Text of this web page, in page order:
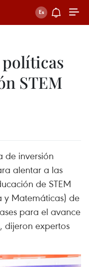
STEM
de inversión
alentar a las
de STEM
y Matemáticas) de
para el avance
dijeron expertos